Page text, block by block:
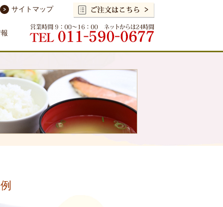
サイトマップ